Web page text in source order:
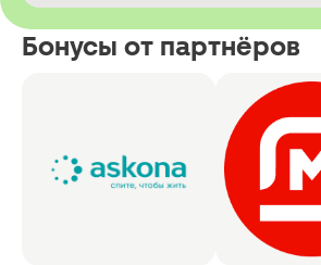
Бонусы от партнёров